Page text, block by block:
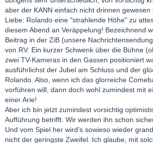
aber der KANN einfach nicht drinnen
Liebe: Rolando eine "strahlende Höhe" zu
diesem Abend an Veräppelung! Bezeichnend
Beitrag in der ZiB (unsere
von RV: Ein kurzer Schwenk über die Bühne
zwei TV-Kameras in den Gassen positioniert
ausführlichst der Jubel am Schluss und der
Rolando. Also, wenn ich das glorreiche
vorführen will, dann doch wohl zumindest mit
einer Arie!
Aber ich bin jetzt zumindest vorsichtig
Aufführung betrifft. Wir werden ihn schon
Und vom Spiel her wird's sowieso wieder
nicht der geringste Zweifel. Ich glaube, mit